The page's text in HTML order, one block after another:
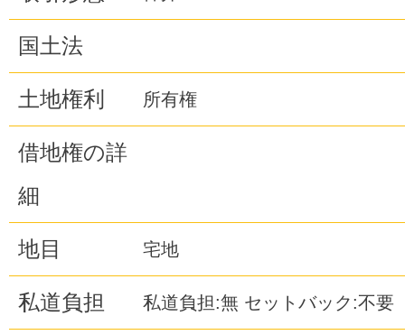
国土法
土地権利 所有権
借地権の詳
細
地目 宅地
私道負担 私道負担:無 セットバック:不要